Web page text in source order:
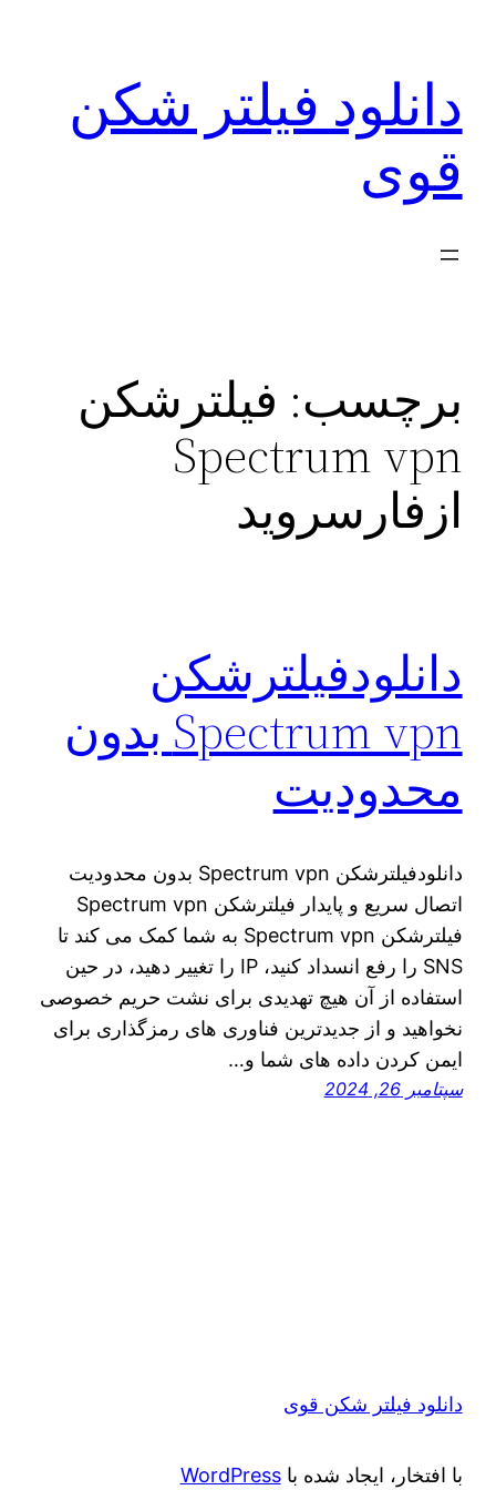
دانلود فیلتر شکن
قوی
برچسب: فیلترشکن
Spectrum vpn
ازفارسروید
دانلودفیلترشکن
Spectrum vpn بدون
محدودیت
دانلودفیلترشکن Spectrum vpn بدون محدودیت
اتصال سریع و پایدار فیلترشکن Spectrum vpn
فیلترشکن Spectrum vpn به شما کمک می کند تا
SNS را رفع انسداد کنید، IP را تغییر دهید، در حین
استفاده از آن هیچ تهدیدی برای نشت حریم خصوصی
نخواهید و از جدیدترین فناوری های رمزگذاری برای
ایمن کردن داده های شما و…
سپتامبر 26, 2024
دانلود فیلتر شکن قوی
با افتخار، ایجاد شده باWordPress